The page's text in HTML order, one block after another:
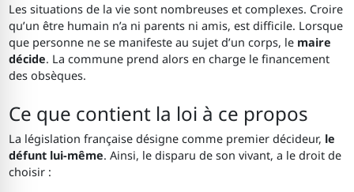
Les situations de la vie sont nombreuses et complexes. Croire
qu’un être humain n’a ni parents ni amis, est difficile. Lorsque
que personne ne se manifeste au sujet d’un corps, le maire
décide. La commune prend alors en charge le financement
des obsèques.
Ce que contient la loi à ce propos
La législation française désigne comme premier décideur, le
défunt lui-même. Ainsi, le disparu de son vivant, a le droit de
choisir :